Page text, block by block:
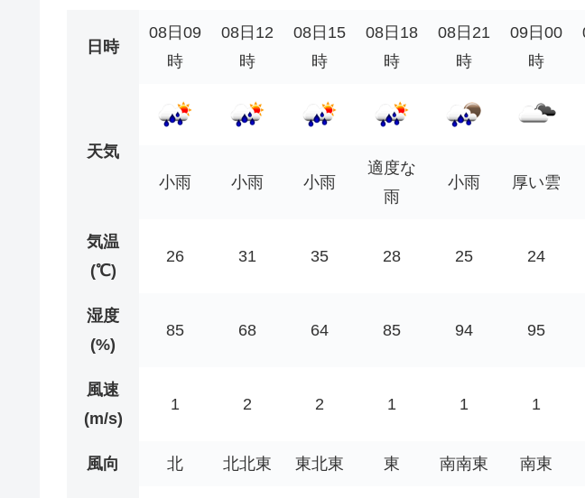
日時
08日09
時
08日12
時
08日15
時
08日18
時
08日21
時
09日00
時
天気
小雨
小雨 小雨
適度な
雨
小雨 厚い雲
気温
(℃)
26 31 35 28 25 24
湿度
(%)
85 68 64 85 94 95
風速
(m/s)
1 2 2 1 1 1
風向 北 北北東 東北東 東 南南東 南東